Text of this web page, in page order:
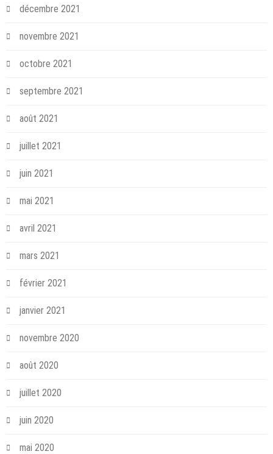
décembre 2021
novembre 2021
octobre 2021
septembre 2021
août 2021
juillet 2021
juin 2021
mai 2021
avril 2021
mars 2021
février 2021
janvier 2021
novembre 2020
août 2020
juillet 2020
juin 2020
mai 2020